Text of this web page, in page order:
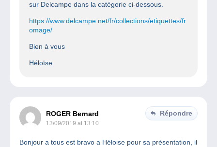
sur Delcampe dans la catégorie ci-dessous.
https://www.delcampe.net/fr/collections/etiquettes/fr
omage/
Bien à vous
Héloïse
ROGER Bernard
13/09/2019 at 13:10
Répondre
Bonjour a tous est bravo a Héloise pour sa présentation, il